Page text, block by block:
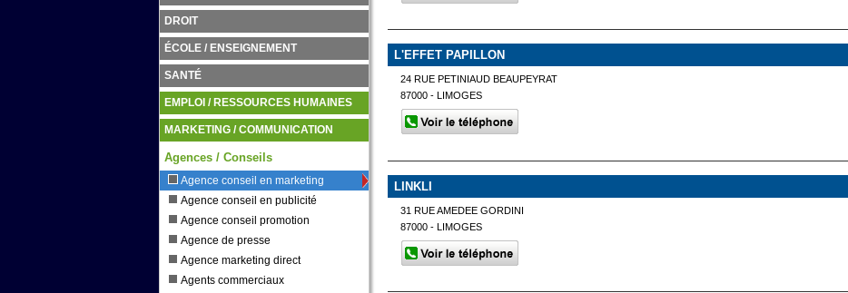
DROIT
ÉCOLE / ENSEIGNEMENT
SANTÉ
EMPLOI / RESSOURCES HUMAINES
MARKETING / COMMUNICATION
Agences / Conseils
Agence conseil en marketing
Agence conseil en publicité
Agence conseil promotion
Agence de presse
Agence marketing direct
Agents commerciaux
L'EFFET PAPILLON
24 RUE PETINIAUD BEAUPEYRAT
87000 - LIMOGES
LINKLI
31 RUE AMEDEE GORDINI
87000 - LIMOGES